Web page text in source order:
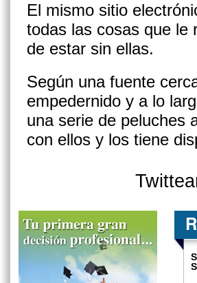
El mismo sitio
todas las cosas que le
de estar sin ellas.
Según una fuente
empedernido y a lo
una serie de peluches
con ellos y los tiene